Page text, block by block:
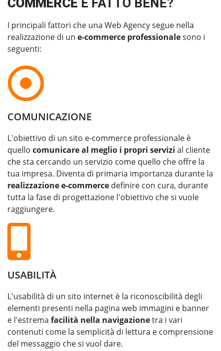
COMMERCE È FATTO BENE?
I principali fattori che una Web Agency segue nella
realizzazione di un e-commerce professionalesono i
seguenti:
COMUNICAZIONE
L'obiettivo di un sito e-commerce professionale è
quello comunicare al meglio i propri servizi al cliente
che sta cercando un servizio come quello che offre la
tua impresa. Diventa di primaria importanza durante la
realizzazione e-commerce definire con cura, durante
tutta la fase di progettazione l'obiettivo che si vuole
raggiungere.
USABILITÀ
L'usabilità di un sito internet è la riconoscibilità degli
elementi presenti nella pagina web immagini e banner
e l'estrema facilità nella navigazionetra i vari
contenuti come la semplicità di lettura e comprensione
del messaggio che si vuol dare.